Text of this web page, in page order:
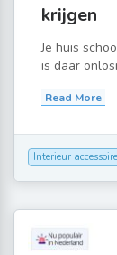
krijgen
Je huis
is daar
Read More
Interieur